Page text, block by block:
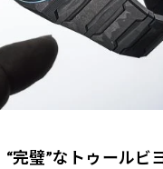
完璧”なトゥールビ